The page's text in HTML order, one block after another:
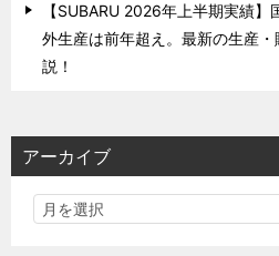
【SUBARU 2026年上半期実績
外生産は前年超え。最新の生産
説！
アーカイブ